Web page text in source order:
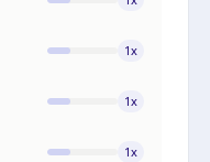
1x
1x
1x